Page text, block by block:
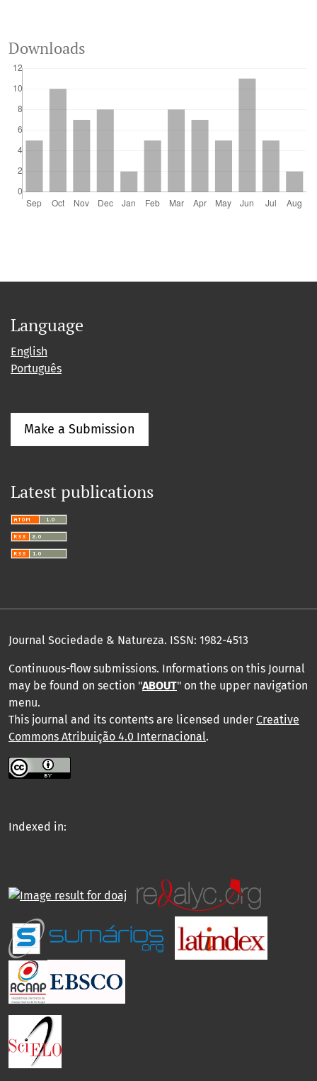
Downloads
Language
English
Português
Make a Submission
Latest publications
Journal Sociedade & Natureza. ISSN: 1982-4513
Continuous-flow submissions. Informations on this Journal
may be found on section "ABOUT" on the upper navigation
menu.
This journal and its contents are licensed under Creative
Commons Atribuição 4.0 Internacional.
Indexed in: